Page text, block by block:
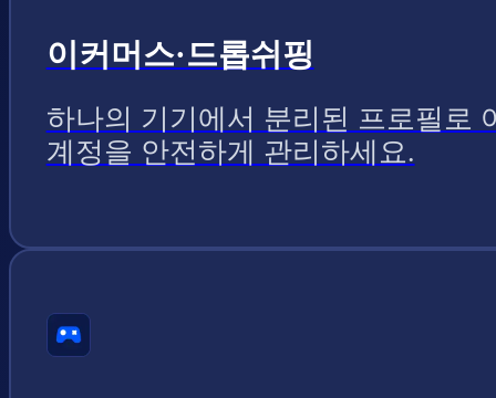
이커머스·드롭쉬핑
하나의 기기에서 분리된 프로필로
계정을 안전하게 관리하세요.